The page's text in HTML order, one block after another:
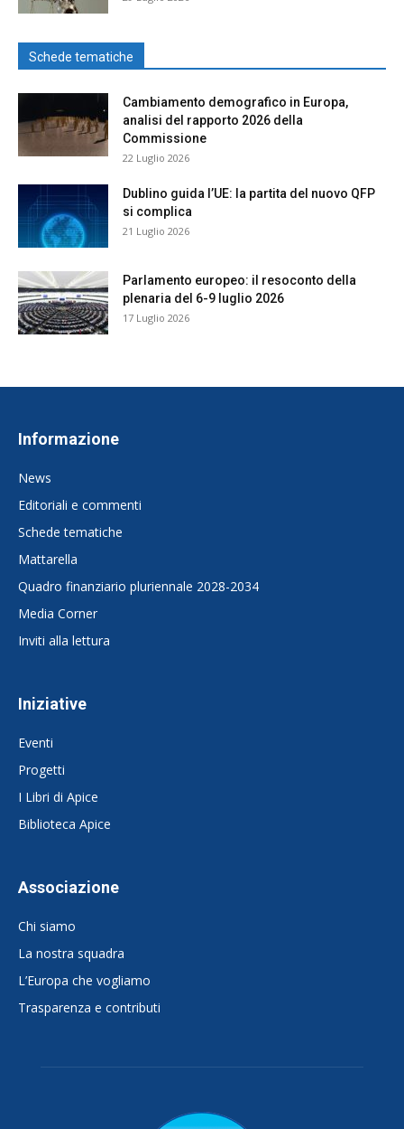
Schede tematiche
Cambiamento demografico in Europa,
analisi del rapporto 2026 della
Commissione
22 Luglio 2026
Dublino guida l’UE: la partita del nuovo QFP
si complica
21 Luglio 2026
Parlamento europeo: il resoconto della
plenaria del 6-9 luglio 2026
17 Luglio 2026
Informazione
News
Editoriali e commenti
Schede tematiche
Mattarella
Quadro finanziario pluriennale 2028-2034
Media Corner
Inviti alla lettura
Iniziative
Eventi
Progetti
I Libri di Apice
Biblioteca Apice
Associazione
Chi siamo
La nostra squadra
L’Europa che vogliamo
Trasparenza e contributi